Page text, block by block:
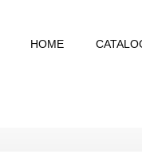
HOME